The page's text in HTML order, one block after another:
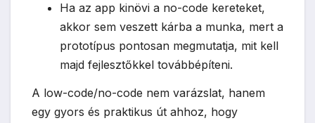
Ha az app kinövi a no-code kereteket,
akkor sem veszett kárba a munka, mert a
prototípus pontosan megmutatja, mit kell
majd fejlesztőkkel továbbépíteni.
A low-code/no-code nem varázslat, hanem
egy gyors és praktikus út ahhoz, hogy